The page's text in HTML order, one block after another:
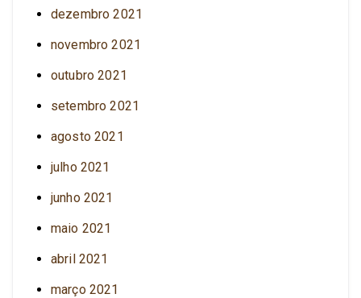
dezembro 2021
novembro 2021
outubro 2021
setembro 2021
agosto 2021
julho 2021
junho 2021
maio 2021
abril 2021
março 2021